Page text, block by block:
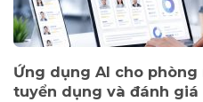
Ứng dụng AI cho
tuyển dụng và đánh giá